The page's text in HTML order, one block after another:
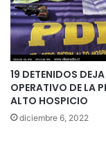
19 DETENIDOS DEJA
OPERATIVO DE LA
ALTO HOSPICIO
diciembre 6, 2022